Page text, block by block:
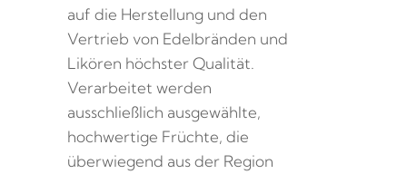
auf die Herstellung und den
Vertrieb von Edelbränden und
Likören höchster Qualität.
Verarbeitet werden
ausschließlich ausgewählte,
hochwertige Früchte, die
überwiegend aus der Region